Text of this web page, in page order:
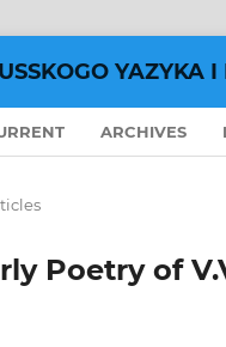
YAZYKA I
ARCHIVES
Poetry of